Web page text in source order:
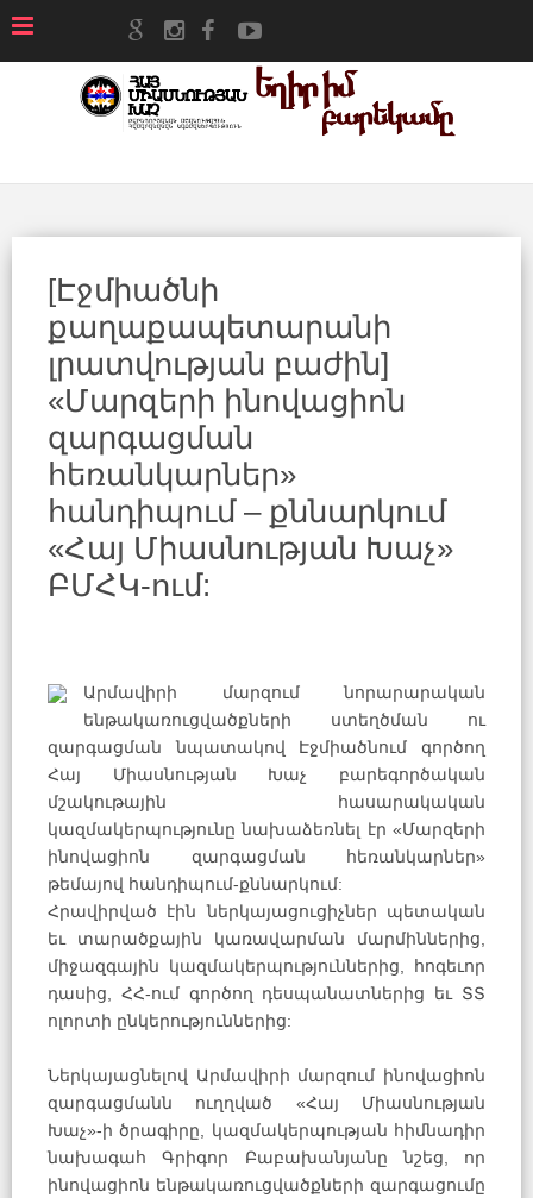
[Էջմիածնի
քաղաքապետարանի
լրատվության բաժին]
«Մարզերի ինովացիոն
զարգացման
հեռանկարներ»
հանդիպում – քննարկում
«Հայ Միասնության Խաչ»
ԲՄՀԿ-ում:
Արմավիրի մարզում նորարարական
ենթակառուցվածքների ստեղծման ու
զարգացման նպատակով Էջմիածնում գործող
Հայ Միասնության Խաչ բարեգործական
մշակութային հասարակական
կազմակերպությունը նախաձեռնել էր «Մարզերի
ինովացիոն զարգացման հեռանկարներ»
թեմայով հանդիպում-քննարկում:
Հրավիրված էին ներկայացուցիչներ պետական
եւ տարածքային կառավարման մարմիններից,
միջազգային կազմակերպություններից, հոգեւոր
դասից, ՀՀ-ում գործող դեսպանատներից եւ ՏՏ
ոլորտի ընկերություններից:
Ներկայացնելով Արմավիրի մարզում ինովացիոն
զարգացմանն ուղղված «Հայ Միասնության
Խաչ»-ի ծրագիրը, կազմակերպության հիմնադիր
նախագահ Գրիգոր Բաբախանյանը նշեց, որ
ինովացիոն ենթակառուցվածքների զարգացումը